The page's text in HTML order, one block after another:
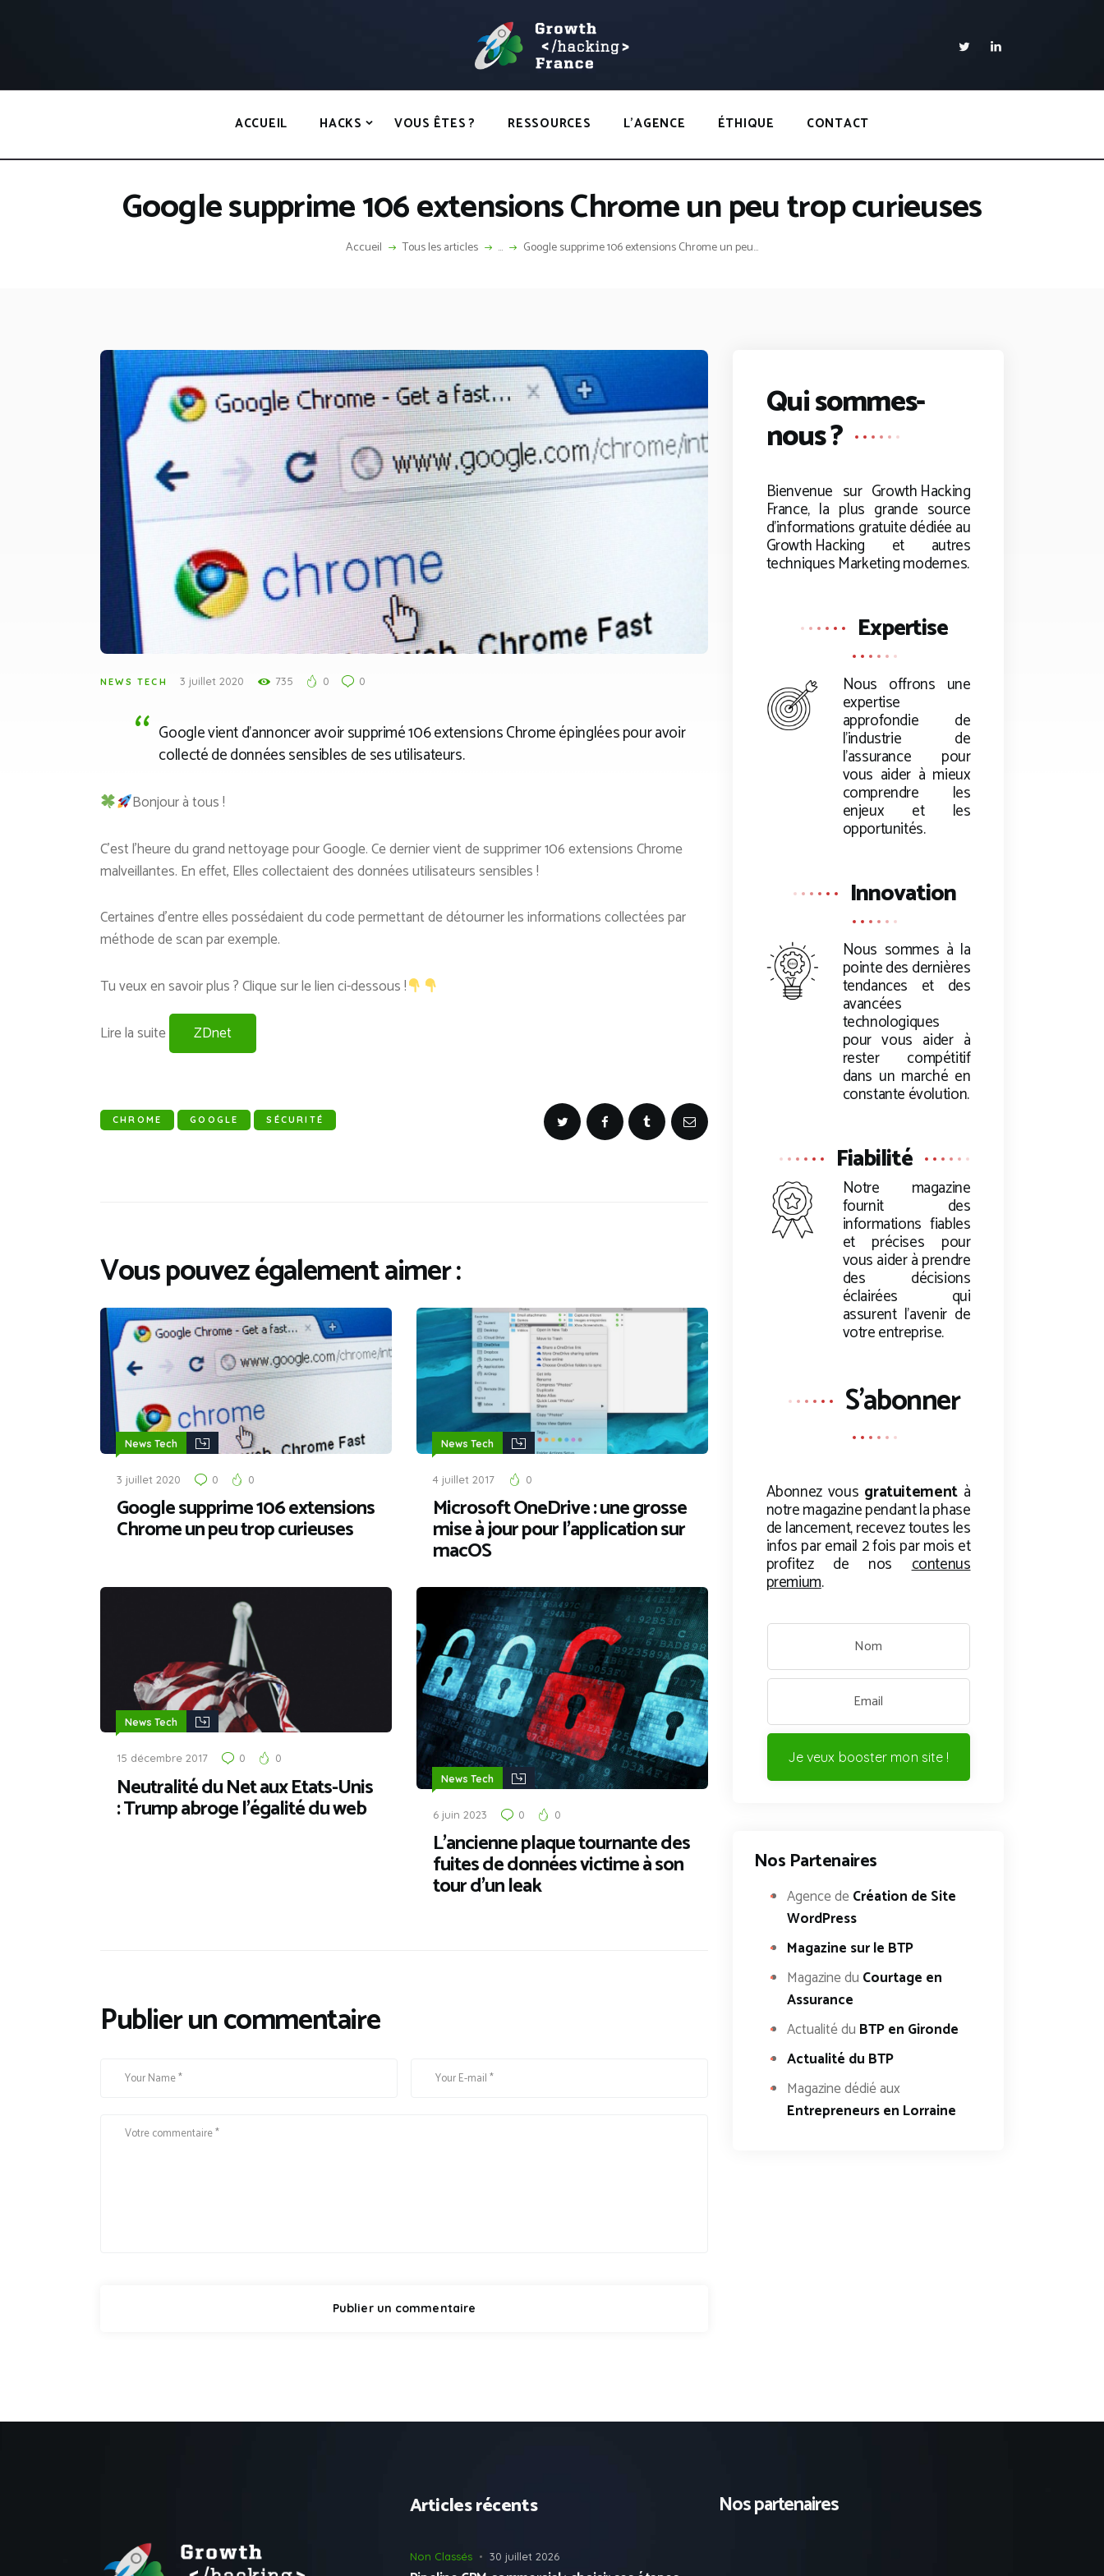
ACCUEIL HACKS VOUS ÊTES ? RESSOURCES L’AGENCE ÉTHIQUE CONTACT
Google supprime 106 extensions Chrome un peu trop curieuses
Accueil Tous les articles ... Google supprime 106 extensions Chrome un peu...
GROWTH HACKING FRANCE
VOUS ÊTES ?
RESSOURCES
CONTACT
NEWS TECH 3 juillet 2020 735 0 0
Google vient d’annoncer avoir supprimé 106 extensions Chrome épinglées pour avoir
collecté de données sensibles de ses utilisateurs.
Bonjour à tous !
C’est l’heure du grand nettoyage pour Google. Ce dernier vient de supprimer 106 extensions Chrome
malveillantes. En effet, Elles collectaient des données utilisateurs sensibles !
Certaines d’entre elles possédaient du code permettant de détourner les informations collectées par
méthode de scan par exemple.
Tu veux en savoir plus ? Clique sur le lien ci-dessous !
Lire la suite ZDnet
CHROME GOOGLE SÉCURITÉ
Vous pouvez également aimer :
News Tech
3 juillet 2020 0 0
Google supprime 106 extensions
Chrome un peu trop curieuses
News Tech
4 juillet 2017 0
Microsoft OneDrive : une grosse
mise à jour pour l’application sur
macOS
News Tech
15 décembre 2017 0 0
Neutralité du Net aux Etats-Unis
: Trump abroge l’égalité du web
News Tech
6 juin 2023 0 0
L’ancienne plaque tournante des
fuites de données victime à son
tour d’un leak
Publier un commentaire
Qui sommes-
nous ?
Bienvenue sur Growth Hacking
France, la plus grande source
d’informations gratuite dédiée au
Growth Hacking et autres
techniques Marketing modernes.
Expertise
Nous offrons une
expertise
approfondie de
l’industrie de
l’assurance pour
vous aider à mieux
comprendre les
enjeux et les
opportunités.
Innovation
Nous sommes à la
pointe des dernières
tendances et des
avancées
technologiques
pour vous aider à
rester compétitif
dans un marché en
constante évolution.
Fiabilité
Notre magazine
fournit des
informations fiables
et précises pour
vous aider à prendre
des décisions
éclairées qui
assurent l’avenir de
votre entreprise.
S'abonner
Abonnez vous gratuitementà
notre magazine pendant la phase
de lancement, recevez toutes les
infos par email 2 fois par mois et
profitez de noscontenus
premium.
Je veux booster mon site !
Nos Partenaires
Agence deCréation de Site
WordPress
Magazine sur le BTP
Magazine du Courtage en
Assurance
Actualité du BTP en Gironde
Actualité du BTP
Magazine dédié aux
Entrepreneurs en Lorraine
Articles récents
Non Classés 30 juillet 2026
Nos partenaires